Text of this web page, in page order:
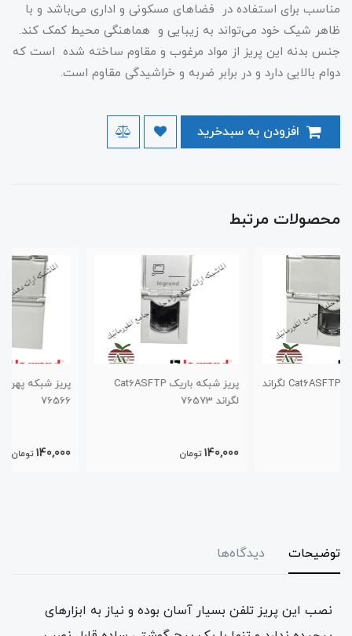
مناسب برای استفاده در فضاهای مسکونی و اداری می‌باشد و با
ظاهر شیک خود می‌تواند به زیبایی و هماهنگی محیط کمک کند.
جنس بدنه این پریز از مواد مرغوب و مقاوم ساخته شده است که
دوام بالایی دارد و در برابر ضربه و خراشیدگی مقاوم است.
محصولات مرتبط
پریز شبکه باریک Cat6ASFTP
پریز شبکه پهن Cat6SFTP لگراند
توضیحات دیدگاه‌ها
نصب این پریز تلفن بسیار آسان بوده و نیاز به ابزارهای